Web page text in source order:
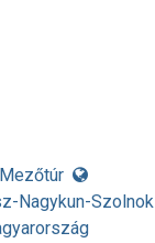
Mezőtúr
Nagykun-Szolnok